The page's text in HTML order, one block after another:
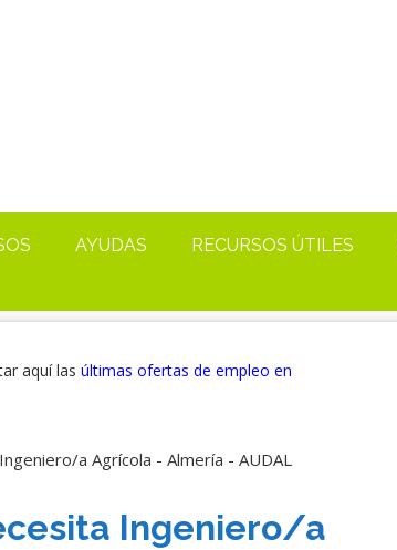
AYUDAS RECURSOS ÚTILES
aquí las últimas ofertas de empleo en
a Agrícola - Almería - AUDAL
Ingeniero/a